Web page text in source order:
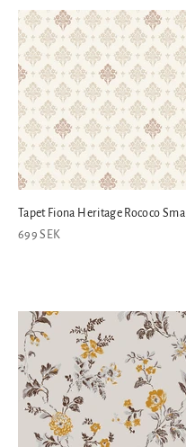
Tapet Fiona Heritage Rococo Small
REA-pris
699 SEK